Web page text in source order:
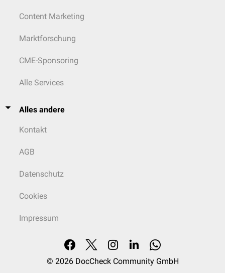
Content Marketing
Marktforschung
CME-Sponsoring
Alle Services
Alles andere
Kontakt
AGB
Datenschutz
Cookies
Impressum
© 2026 DocCheck Community GmbH